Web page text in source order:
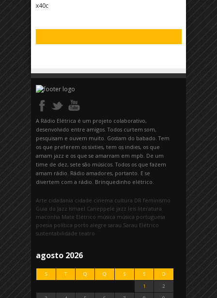
x40c
A Rádio Elétrica é um projeto colaborativo,
desenvolvido entre amigos. Todos curtem som,
pesquisam e ouvem muito. Gostam do babado. Tem
os que preferem os sixties, tem os indies, os que
amam jazz e os que se amarram em mpb. De um
time de dez, sete são músicos. Todos os que fazem
amam rádio. Rádio amadores, portanto. E se
divertem com a rádio. Brinquedinho elétrico.
Arte cidadania cidade cinema cultura DR feminismo
Guia do Jazz Ismael Caneppele jazz leis literatura
maconha Mate Elétrico música música portuguesa
poesia política porto alegre sarau Sarau Elétrico
sustentabilidade teatro
agosto 2026
S T Q Q S S
D
1
2